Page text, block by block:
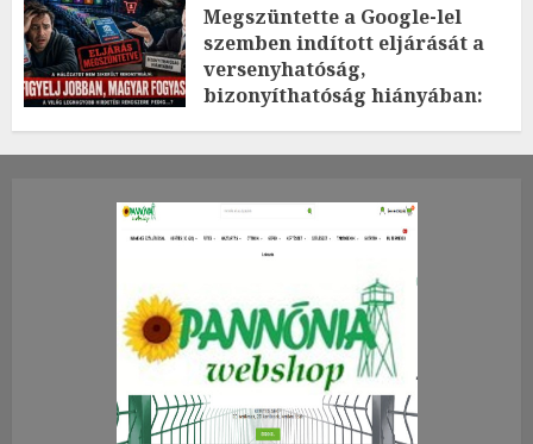
Megszüntette a Google-lel
szemben indított eljárását a
versenyhatóság,
bizonyíthatóság hiányában:
2026.JÚLIUS.23. CSÜTÖRTÖK.
0